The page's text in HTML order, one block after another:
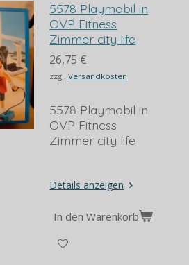
5578 Playmobil in
OVP Fitness
Zimmer city life
26,75 €
zzgl.Versandkosten
5578 Playmobil in
OVP Fitness
Zimmer city life
Details anzeigen
In den Warenkorb